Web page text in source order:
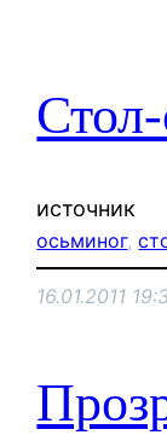
источник
осьминог,
16.01.2011